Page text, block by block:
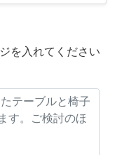
を入れてください